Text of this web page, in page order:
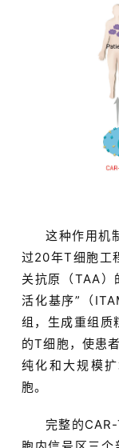
业
资
讯
再
生
医
这种作用机
过20年T细胞工
关抗原（TAA）
活化基序”（
组，生成重组质
的T细胞，使患
纯化和大规模
胞。
完整的